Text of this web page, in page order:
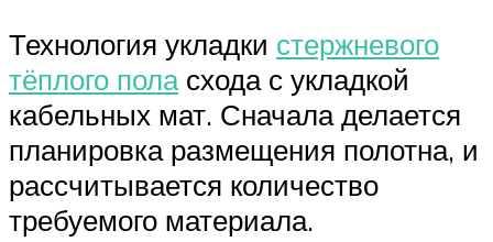
Технология укладки стержневого
тёплого поласхода с укладкой
кабельных мат. Сначала делается
планировка размещения полотна, и
рассчитывается количество
требуемого материала.